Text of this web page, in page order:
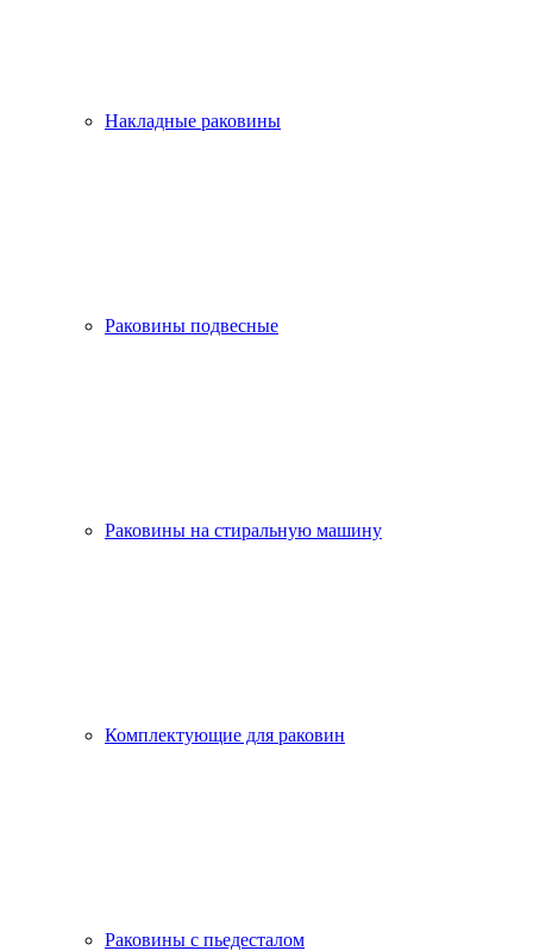
Накладные раковины
Раковины подвесные
Раковины на стиральную машину
Комплектующие для раковин
Раковины с пьедесталом